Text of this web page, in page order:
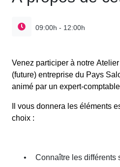
09:00h - 12:00h
Venez participer à notre Atelier
(future) entreprise du Pays
animé par un expert-
Il vous donnera les éléments
choix :
• Connaître les